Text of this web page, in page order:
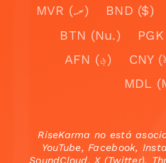
MVR (.ރ)
BND ($)
BTN (Nu.)
AFN (؋)
CNY
MDL
RiseKarma no está
YouTube, Facebook,
SoundCloud, X (Twitter),